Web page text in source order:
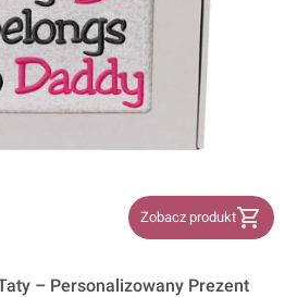
Zobacz produkt
– Personalizowany Prezent